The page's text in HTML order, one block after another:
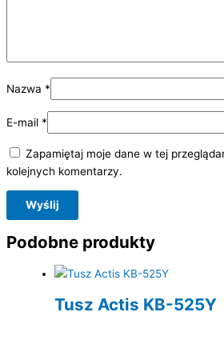
Nazwa *
E-mail *
Zapamiętaj moje dane w tej
kolejnych komentarzy.
Podobne produkty
Tusz Actis KB-525Y